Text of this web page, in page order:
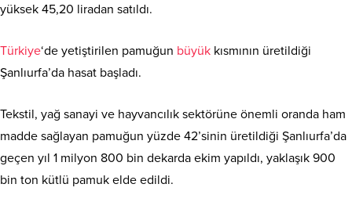
yüksek 45,20 liradan satıldı.
Türkiye‘de yetiştirilen pamuğun büyük kısmının üretildiği
Şanlıurfa’da hasat başladı.
Tekstil, yağ sanayi ve hayvancılık sektörüne önemli oranda ham
madde sağlayan pamuğun yüzde 42’sinin üretildiği Şanlıurfa’da
geçen yıl 1 milyon 800 bin dekarda ekim yapıldı, yaklaşık 900
bin ton kütlü pamuk elde edildi.